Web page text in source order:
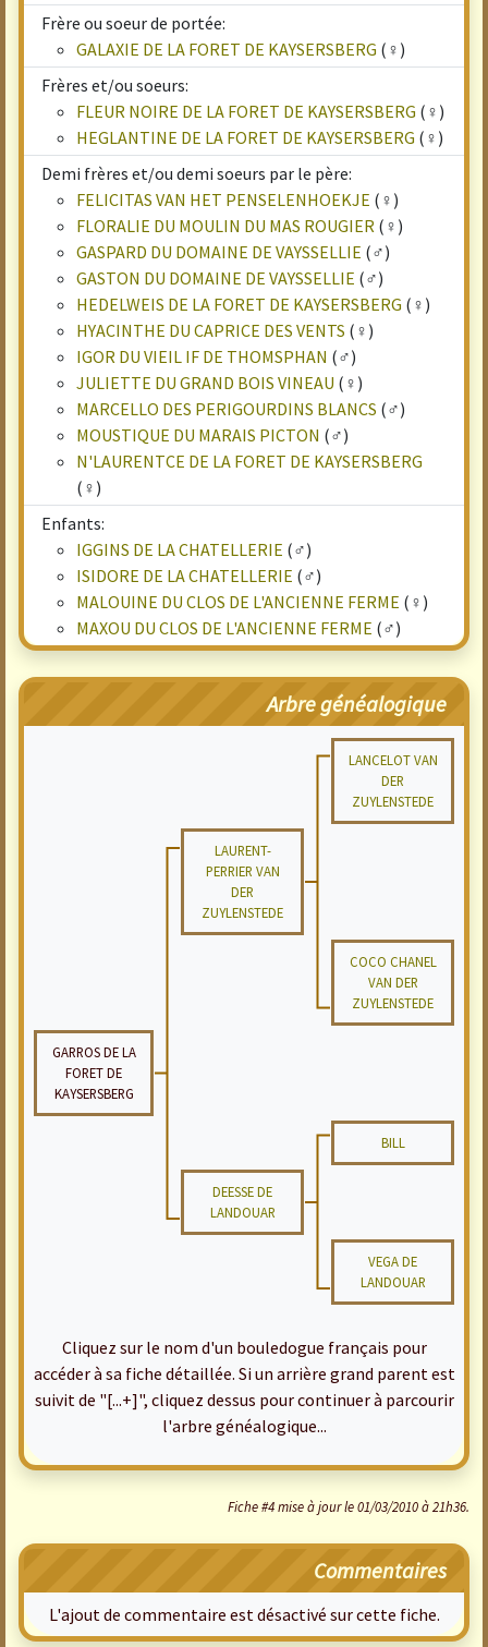
Frère ou soeur de portée:
GALAXIE DE LA FORET DE KAYSERSBERG (♀)
Frères et/ou soeurs:
FLEUR NOIRE DE LA FORET DE KAYSERSBERG (♀)
HEGLANTINE DE LA FORET DE KAYSERSBERG (♀)
Demi frères et/ou demi soeurs par le père:
FELICITAS VAN HET PENSELENHOEKJE (♀)
FLORALIE DU MOULIN DU MAS ROUGIER (♀)
GASPARD DU DOMAINE DE VAYSSELLIE (♂)
GASTON DU DOMAINE DE VAYSSELLIE (♂)
HEDELWEIS DE LA FORET DE KAYSERSBERG (♀)
HYACINTHE DU CAPRICE DES VENTS (♀)
IGOR DU VIEIL IF DE THOMSPHAN (♂)
JULIETTE DU GRAND BOIS VINEAU (♀)
MARCELLO DES PERIGOURDINS BLANCS (♂)
MOUSTIQUE DU MARAIS PICTON (♂)
N'LAURENTCE DE LA FORET DE KAYSERSBERG
(♀)
Enfants:
IGGINS DE LA CHATELLERIE (♂)
ISIDORE DE LA CHATELLERIE (♂)
MALOUINE DU CLOS DE L'ANCIENNE FERME (♀)
MAXOU DU CLOS DE L'ANCIENNE FERME (♂)
Arbre généalogique
LANCELOT VAN
DER
ZUYLENSTEDE
LAURENT-
PERRIER VAN
DER
ZUYLENSTEDE
COCO CHANEL
VAN DER
ZUYLENSTEDE
GARROS DE LA
FORET DE
KAYSERSBERG
BILL
DEESSE DE
LANDOUAR
VEGA DE
LANDOUAR
Cliquez sur le nom d'un bouledogue français pour
accéder à sa fiche détaillée. Si un arrière grand parent est
suivit de "[...+]", cliquez dessus pour continuer à parcourir
l'arbre généalogique...
Fiche #4 mise à jour le 01/03/2010 à 21h36.
Commentaires
L'ajout de commentaire est désactivé sur cette fiche.